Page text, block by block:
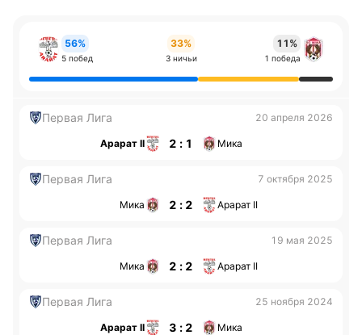
56%
5 побед
33%
3 ничьи
11%
1 победа
Первая Лига 20 апреля 2026
Арарат II 2 : 1 Мика
Первая Лига 7 октября 2025
Мика 2 : 2 Арарат II
Первая Лига 19 мая 2025
Мика 2 : 2 Арарат II
Первая Лига 25 ноября 2024
Арарат II 3 : 2 Мика